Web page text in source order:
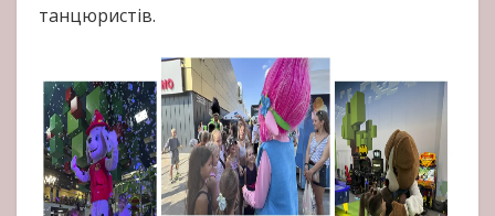
танцюристів.